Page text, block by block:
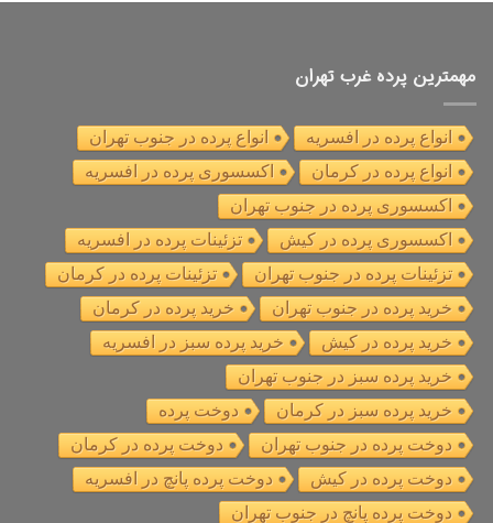
مهمترین پرده غرب تهران
انواع پرده در افسریه
انواع پرده در جنوب تهران
انواع پرده در کرمان
اکسسوری پرده در افسریه
اکسسوری پرده در جنوب تهران
اکسسوری پرده در کیش
تزئینات پرده در افسریه
تزئینات پرده در جنوب تهران
تزئینات پرده در کرمان
خرید پرده در جنوب تهران
خرید پرده در کرمان
خرید پرده در کیش
خرید پرده سبز در افسریه
خرید پرده سبز در جنوب تهران
خرید پرده سبز در کرمان
دوخت پرده
دوخت پرده در جنوب تهران
دوخت پرده در کرمان
دوخت پرده در کیش
دوخت پرده پانچ در افسریه
دوخت پرده پانچ در جنوب تهران